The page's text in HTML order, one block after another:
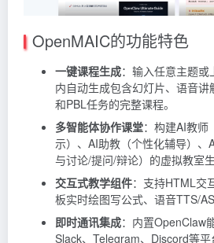
OpenMAIC的功能特色
一键课程生成：输入任意主题
内自动生成包含幻灯片、语音
和PBL任务的完整课程。
多智能体协作课堂：构建AI教师
示）、AI助教（个性化辅导）、
与讨论/提问/辩论）的虚拟教室生
交互式教学组件：支持HTML交
板实时绘图写公式、语音TTS/
即时通讯集成：内置OpenClaw
Slack、Telegram、Discord等